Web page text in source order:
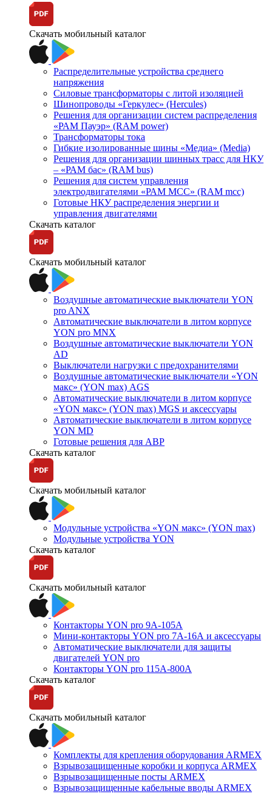
Скачать мобильный каталог
Распределительные устройства среднего
напряжения
Силовые трансформаторы с литой изоляцией
Шинопроводы «Геркулес» (Hercules)
Решения для организации систем распределения
«РАМ Пауэр» (RAM power)
Трансформаторы тока
Гибкие изолированные шины «Медиа» (Media)
Решения для организации шинных трасс для НКУ
– «РАМ бас» (RAM bus)
Решения для систем управления
электродвигателями «РАМ МСС» (RAM mcc)
Готовые НКУ распределения энергии и
управления двигателями
Скачать каталог
Скачать мобильный каталог
Воздушные автоматические выключатели YON
pro ANX
Автоматические выключатели в литом корпусе
YON pro MNX
Воздушные автоматические выключатели YON
AD
Выключатели нагрузки с предохранителями
Воздушные автоматические выключатели «YON
макс» (YON max) AGS
Автоматические выключатели в литом корпусе
«YON макс» (YON max) MGS и аксессуары
Автоматические выключатели в литом корпусе
YON MD
Готовые решения для АВР
Скачать каталог
Скачать мобильный каталог
Модульные устройства «YON макс» (YON max)
Модульные устройства YON
Скачать каталог
Скачать мобильный каталог
Контакторы YON pro 9А-105А
Мини-контакторы YON pro 7А-16А и аксессуары
Автоматические выключатели для защиты
двигателей YON pro
Контакторы YON pro 115А-800А
Скачать каталог
Скачать мобильный каталог
Комплекты для крепления оборудования ARMEX
Взрывозащищенные коробки и корпуса ARMEX
Взрывозащищенные посты ARMEX
Взрывозащищенные кабельные вводы ARMEX